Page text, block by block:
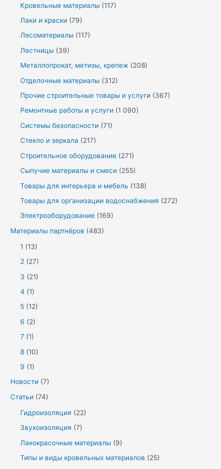
Кровельные материалы (117)
Лаки и краски (79)
Лесоматериалы (117)
Лестницы (39)
Металлопрокат, метизы, крепеж (208)
Отделочные материалы (312)
Прочие строительные товары и услуги (367)
Ремонтные работы и услуги (1 090)
Системы безопасности (71)
Стекло и зеркала (217)
Строительное оборудование (271)
Сыпучие материалы и смеси (255)
Товары для интерьера и мебель (138)
Товары для организации водоснабжения (272)
Электрооборудование (169)
Материалы партнёров (483)
1 (13)
2 (27)
3 (21)
4 (1)
5 (12)
6 (2)
7 (1)
8 (10)
9 (1)
Новости (7)
Статьи (74)
Гидроизоляция (22)
Звукоизоляция (7)
Лакокрасочные материалы (9)
Типы и виды кровельных материалов (25)